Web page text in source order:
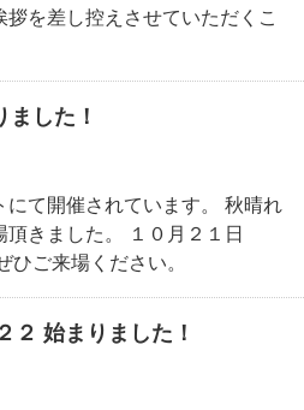
を差し控えさせていただくこ
した！
て開催されています。 秋晴れ
きました。 １０月２１日
ひご来場ください。
２ 始まりました！